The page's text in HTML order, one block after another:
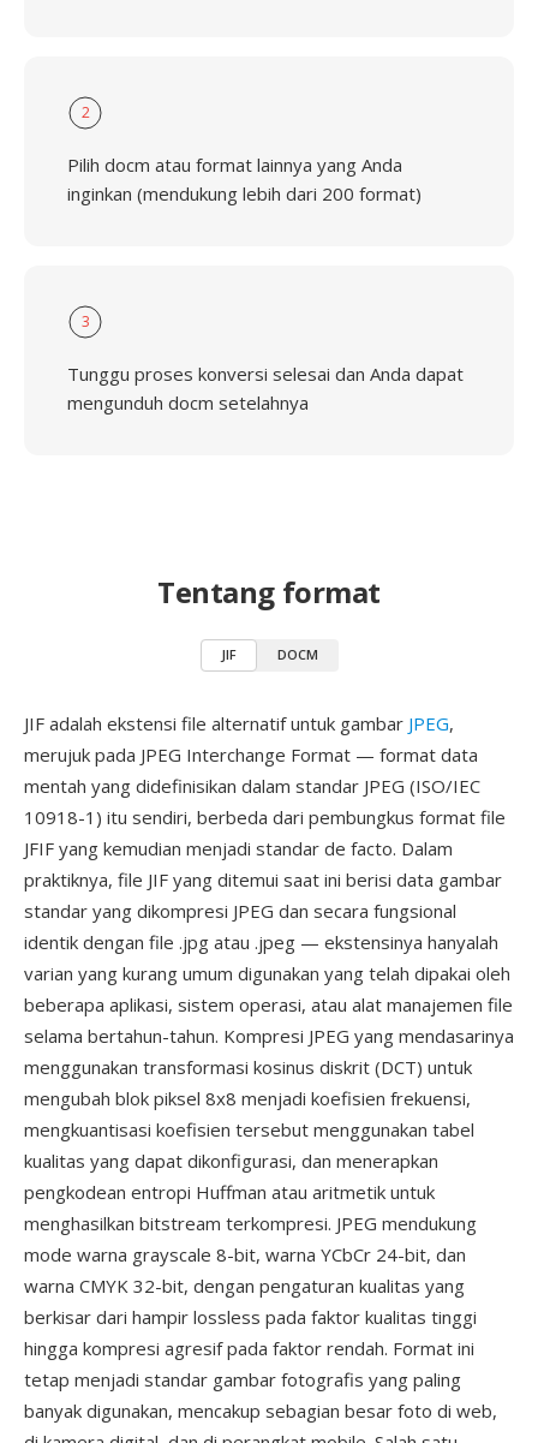
2
Pilih docm atau format lainnya yang Anda
inginkan (mendukung lebih dari 200 format)
3
Tunggu proses konversi selesai dan Anda dapat
mengunduh docm setelahnya
Tentang format
JIF DOCM
JIF adalah ekstensi file alternatif untuk gambar JPEG,
merujuk pada JPEG Interchange Format — format data
mentah yang didefinisikan dalam standar JPEG (ISO/IEC
10918-1) itu sendiri, berbeda dari pembungkus format file
JFIF yang kemudian menjadi standar de facto. Dalam
praktiknya, file JIF yang ditemui saat ini berisi data gambar
standar yang dikompresi JPEG dan secara fungsional
identik dengan file .jpg atau .jpeg — ekstensinya hanyalah
varian yang kurang umum digunakan yang telah dipakai oleh
beberapa aplikasi, sistem operasi, atau alat manajemen file
selama bertahun-tahun. Kompresi JPEG yang mendasarinya
menggunakan transformasi kosinus diskrit (DCT) untuk
mengubah blok piksel 8x8 menjadi koefisien frekuensi,
mengkuantisasi koefisien tersebut menggunakan tabel
kualitas yang dapat dikonfigurasi, dan menerapkan
pengkodean entropi Huffman atau aritmetik untuk
menghasilkan bitstream terkompresi. JPEG mendukung
mode warna grayscale 8-bit, warna YCbCr 24-bit, dan
warna CMYK 32-bit, dengan pengaturan kualitas yang
berkisar dari hampir lossless pada faktor kualitas tinggi
hingga kompresi agresif pada faktor rendah. Format ini
tetap menjadi standar gambar fotografis yang paling
banyak digunakan, mencakup sebagian besar foto di web,